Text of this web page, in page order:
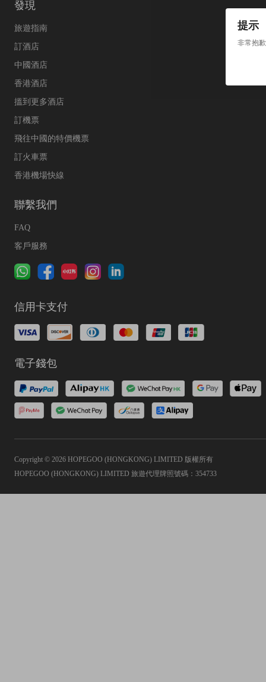
提示
非常抱
發現
旅遊指南
訂酒店
中國酒店
香港酒店
搵到更多酒店
訂機票
飛往中國的特價機票
訂火車票
香港機場快線
聯繫我們
FAQ
客戶服務
信用卡支付
電子錢包
Copyright © 2026 HOPEGOO (HONGKONG) LIMITED 版權所有
HOPEGOO (HONGKONG) LIMITED 旅遊代理牌照號碼：354733